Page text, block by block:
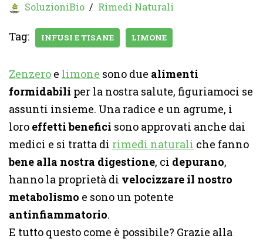
SoluzioniBio Rimedi Naturali
Tag: INFUSI E TISANE LIMONE
Zenzero e limone sono due alimenti
formidabili per la nostra salute, figuriamoci se
assunti insieme. Una radice e un agrume, i
loro effetti benefici sono approvati anche dai
medici e si tratta di rimedi naturali che fanno
bene alla nostra digestione, ci depurano,
hanno la proprietà di velocizzare il nostro
metabolismo e sono un potente
antinfiammatorio.
E tutto questo come è possibile? Grazie alla